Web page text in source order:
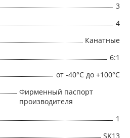
3
4
Канатные
6:1
от -40°C до +100°C
Фирменный паспорт
производителя
1
SK13